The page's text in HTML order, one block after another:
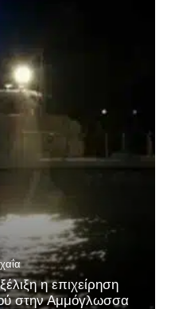
η επιχείρηση
στην Αμμόγλωσσα